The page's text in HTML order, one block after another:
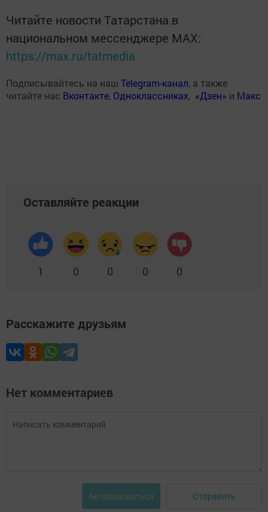
Читайте новости Татарстана в
национальном мессенджере MАХ:
https://max.ru/tatmedia
Подписывайтесь на наш Telegram-канал, а также
читайте нас Вконтакте, Одноклассниках, «Дзен» и Макс
Оставляйте реакции
1 0 0 0 0
Расскажите друзьям
Нет комментариев
Авторизоваться Отправить